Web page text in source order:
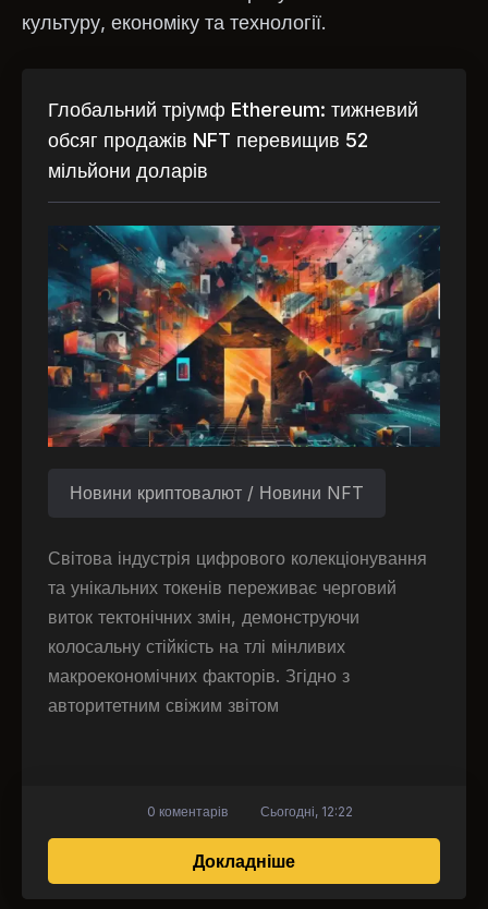
культуру, економіку та технології.
Глобальний тріумф Ethereum: тижневий
обсяг продажів NFT перевищив 52
мільйони доларів
Новини криптовалют / Новини NFT
Світова індустрія цифрового колекціонування
та унікальних токенів переживає черговий
виток тектонічних змін, демонструючи
колосальну стійкість на тлі мінливих
макроекономічних факторів. Згідно з
авторитетним свіжим звітом
Докладнішепро Глобальний
0 коментарів Сьогодні, 12:22